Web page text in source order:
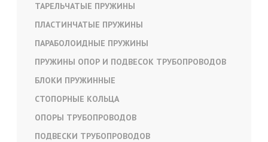
ТАРЕЛЬЧАТЫЕ ПРУЖИНЫ
ПЛАСТИНЧАТЫЕ ПРУЖИНЫ
ПАРАБОЛОИДНЫЕ ПРУЖИНЫ
ПРУЖИНЫ ОПОР И ПОДВЕСОК ТРУБОПРОВОДОВ
БЛОКИ ПРУЖИННЫЕ
СТОПОРНЫЕ КОЛЬЦА
ОПОРЫ ТРУБОПРОВОДОВ
ПОДВЕСКИ ТРУБОПРОВОДОВ